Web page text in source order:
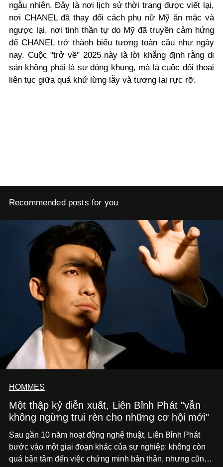
ngẫu nhiên. Đây là nơi lịch sử thời trang được viết lại,
nơi CHANEL đã thay đổi cách phụ nữ Mỹ ăn mặc và
ngược lại, nơi tinh thần tự do Mỹ đã truyền cảm hứng
để CHANEL trở thành biểu tượng toàn cầu như ngày
nay. Cuộc "trở về" 2025 này là lời khẳng định rằng di
sản không phải là sự đóng khung, mà là cuộc đối thoại
liên tục giữa quá khứ lừng lẫy và tương lai rực rỡ.
Recommended posts for you
HOMMES
Một thập kỷ diễn xuất, Liên Bỉnh Phát "vẫn
không ngừng trui rèn cho những cơ hội mới"
Sau gần 10 năm hoạt động nghệ thuật, Liên Bỉnh Phát
bước vào một giai đoạn khác của sự nghiệp: không còn
quá bận tâm đến việc chứng minh bản thân, nhưng cũng